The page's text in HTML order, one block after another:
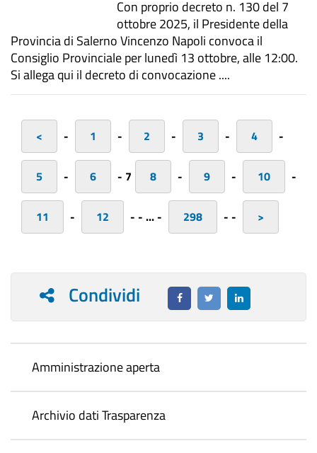
Con proprio decreto n. 130 del 7
ottobre 2025, il Presidente della
Provincia di Salerno Vincenzo Napoli convoca il
Consiglio Provinciale per lunedì 13 ottobre, alle 12:00.
Si allega qui il decreto di convocazione ....
< - 1 - 2 - 3 - 4 -
5 - 6 - 7 8 - 9 - 10 -
11 - 12 - - ...- 298 - - >
Condividi
Amministrazione aperta
Archivio dati Trasparenza